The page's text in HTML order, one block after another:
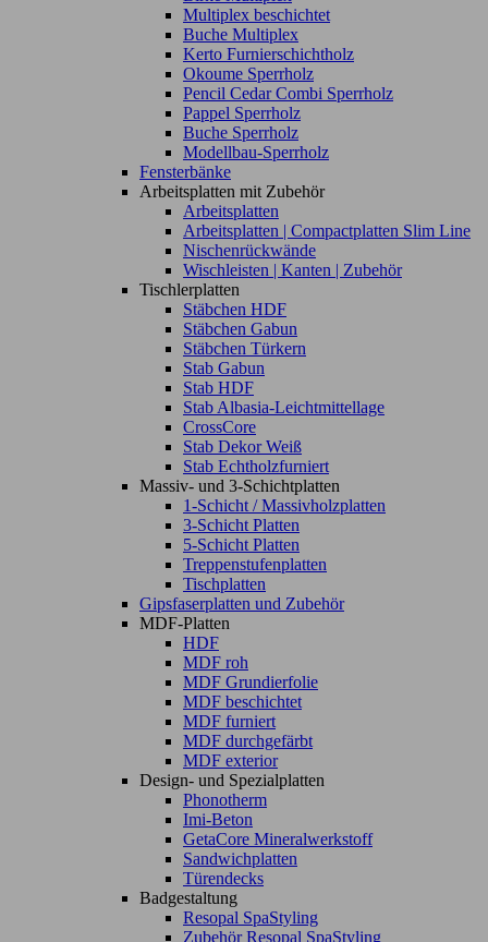
Multiplex beschichtet
Buche Multiplex
Kerto Furnierschichtholz
Okoume Sperrholz
Pencil Cedar Combi Sperrholz
Pappel Sperrholz
Buche Sperrholz
Modellbau-Sperrholz
Fensterbänke
Arbeitsplatten mit Zubehör
Arbeitsplatten
Arbeitsplatten | Compactplatten Slim Line
Nischenrückwände
Wischleisten | Kanten | Zubehör
Tischlerplatten
Stäbchen HDF
Stäbchen Gabun
Stäbchen Türkern
Stab Gabun
Stab HDF
Stab Albasia-Leichtmittellage
CrossCore
Stab Dekor Weiß
Stab Echtholzfurniert
Massiv- und 3-Schichtplatten
1-Schicht / Massivholzplatten
3-Schicht Platten
5-Schicht Platten
Treppenstufenplatten
Tischplatten
Gipsfaserplatten und Zubehör
MDF-Platten
HDF
MDF roh
MDF Grundierfolie
MDF beschichtet
MDF furniert
MDF durchgefärbt
MDF exterior
Design- und Spezialplatten
Phonotherm
Imi-Beton
GetaCore Mineralwerkstoff
Sandwichplatten
Türendecks
Badgestaltung
Resopal SpaStyling
Zubehör Resopal SpaStyling